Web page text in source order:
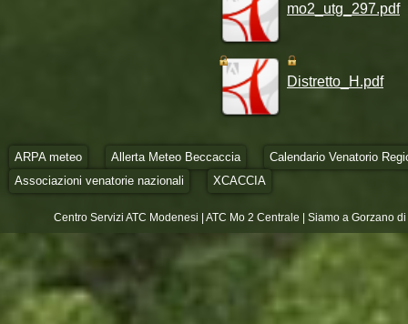
mo2_utg_297.pdf
Distretto_H.pdf
ARPA meteo Allerta Meteo Beccaccia
Calendario Venatorio
Associazioni venatorie nazionali
XCACCIA
Centro Servizi ATC Modenesi | ATC Mo 2 Centrale | Siamo a Gorzano